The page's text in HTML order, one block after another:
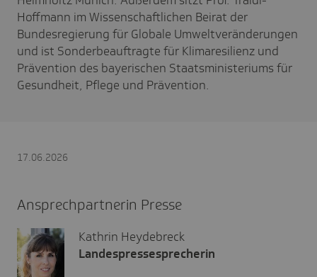
Hoffmann im Wissenschaftlichen Beirat der
Bundesregierung für Globale Umweltveränderungen
und ist Sonderbeauftragte für Klimaresilienz und
Prävention des bayerischen Staatsministeriums für
Gesundheit, Pflege und Prävention.
17.06.2026
Ansprechpartnerin Presse
Kathrin Heydebreck
Landespressesprecherin